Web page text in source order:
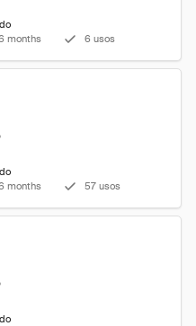
months
6 usos
months
57 usos